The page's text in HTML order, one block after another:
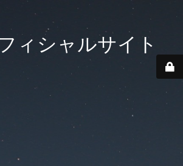
ィシャルサイト